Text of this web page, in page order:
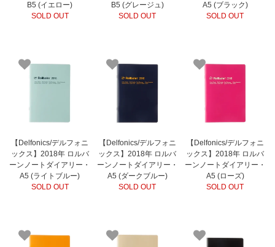
B5 (イエロー)
SOLD OUT
B5 (グレージュ)
SOLD OUT
A5 (ブラック)
SOLD OUT
【Delfonics/デルフォニ
ックス】2018年 ロルバ
ーンノートダイアリー・
A5 (ライトブルー)
SOLD OUT
【Delfonics/デルフォニ
ックス】2018年 ロルバ
ーンノートダイアリー・
A5 (ダークブルー)
SOLD OUT
【Delfonics/デルフォニ
ックス】2018年 ロルバ
ーンノートダイアリー・
A5 (ローズ)
SOLD OUT